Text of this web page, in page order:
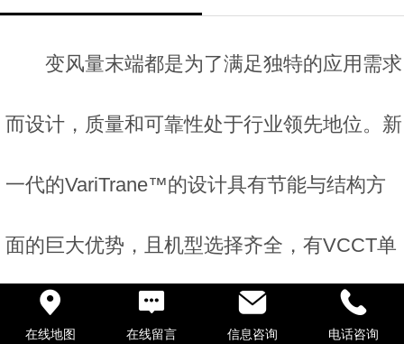
变风量末端都是为了满足独特的应用需求
而设计，质量和可靠性处于行业领先地位。新
一代的VariTrane™的设计具有节能与结构方
面的巨大优势，且机型选择齐全，有VCCT单
风道变风量末端、VPCT并联风机型变风量末
在线地图 在线留言 信息咨询 电话咨询